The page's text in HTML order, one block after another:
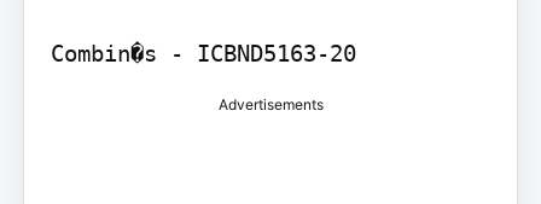
Combin�s - ICBND5163-20
Advertisements